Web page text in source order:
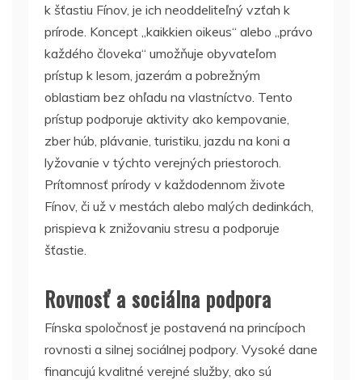
k šťastiu Fínov, je ich neoddeliteľný vzťah k
prírode. Koncept „kaikkien oikeus“ alebo „právo
každého človeka“ umožňuje obyvateľom
prístup k lesom, jazerám a pobrežným
oblastiam bez ohľadu na vlastníctvo. Tento
prístup podporuje aktivity ako kempovanie,
zber húb, plávanie, turistiku, jazdu na koni a
lyžovanie v týchto verejných priestoroch.
Prítomnosť prírody v každodennom živote
Fínov, či už v mestách alebo malých dedinkách,
prispieva k znižovaniu stresu a podporuje
šťastie.
Rovnosť a sociálna podpora
Fínska spoločnosť je postavená na princípoch
rovnosti a silnej sociálnej podpory. Vysoké dane
financujú kvalitné verejné služby, ako sú